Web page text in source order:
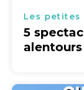
Les petites
5
alentours